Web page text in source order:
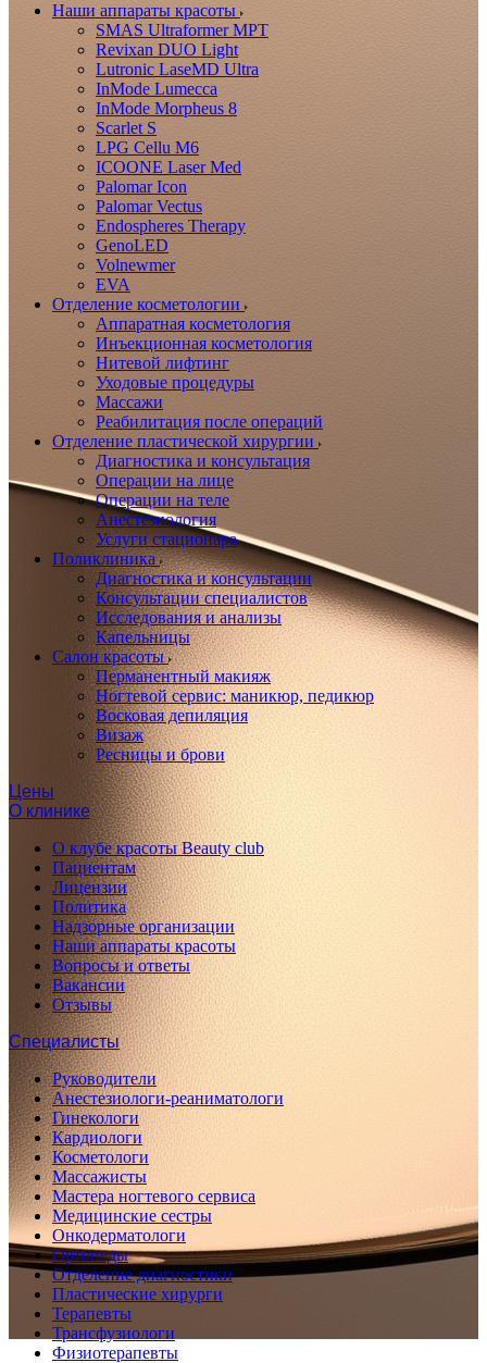
Наши аппараты красоты
SMAS Ultraformer MPT
Revixan DUO Light
Lutronic LaseMD Ultra
InMode Lumecca
InMode Morpheus 8
Scarlet S
LPG Cellu M6
ICOONE Laser Med
Palomar Icon
Palomar Vectus
Endospheres Therapy
GenoLED
Volnewmer
EVA
Отделение косметологии
Аппаратная косметология
Инъекционная косметология
Нитевой лифтинг
Уходовые процедуры
Массажи
Реабилитация после операций
Отделение пластической хирургии
Диагностика и консультация
Операции на лице
Операции на теле
Анестезиология
Услуги стационара
Поликлиника
Диагностика и консультации
Консультации специалистов
Исследования и анализы
Капельницы
Салон красоты
Перманентный макияж
Ногтевой сервис: маникюр, педикюр
Восковая депиляция
Визаж
Ресницы и брови
Цены
О клинике
О клубе красоты Beauty club
Пациентам
Лицензии
Политика
Надзорные организации
Наши аппараты красоты
Вопросы и ответы
Вакансии
Отзывы
Специалисты
Руководители
Анестезиологи-реаниматологи
Гинекологи
Кардиологи
Косметологи
Массажисты
Мастера ногтевого сервиса
Медицинские сестры
Онкодерматологи
Ортопеды
Отделение диагностики
Пластические хирурги
Терапевты
Трансфузиологи
Физиотерапевты